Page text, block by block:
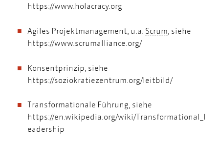
https://www.holacracy.org
Agiles Projektmanagement, u.a. Scrum Scrum
, siehe
https://www.scrumalliance.org/
Konsentprinzip, siehe
https://soziokratiezentrum.org/leitbild/
Transformationale Führung, siehe
https://en.wikipedia.org/wiki/Transformational_l
eadership